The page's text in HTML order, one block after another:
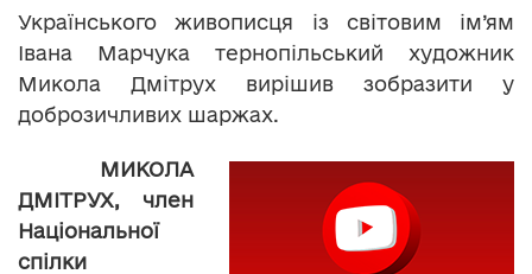
Українського живописця із світовим ім’ям
Івана Марчука тернопільський художник
Микола Дмітрух вирішив зобразити у
доброзичливих шаржах.
МИКОЛА
ДМІТРУХ, член
Національної
спілки